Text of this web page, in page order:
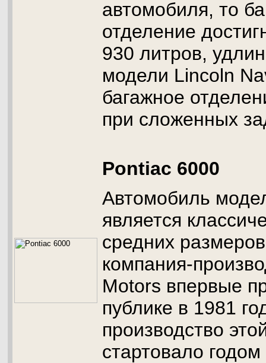
автомобиля, то
отделение
930 литров,
модели Lincoln
багажное
при сложенных
Pontiac 6000
Автомобиль
является
средних
компания-
Motors впервые
публике в 1981
производство
стартовало